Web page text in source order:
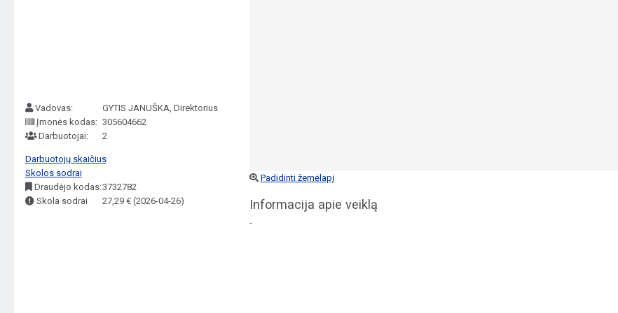
Vadovas:
GYTIS JANUŠKA, Direktorius
Įmonės kodas: 305604662
Darbuotojai:
2
Darbuotojų skaičius
Skolos sodrai
Draudėjo kodas:3732782
Skola sodrai
27,29 € (2026-04-26)
Padidinti žemėlapį
Informacija apie veiklą
-